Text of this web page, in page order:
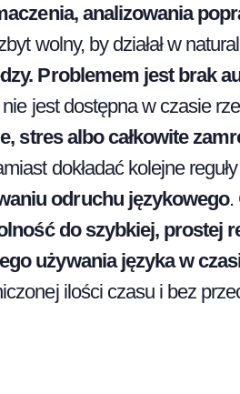
analizowania
wolny, by działał w
Problemem jest brak
jest dostępna w czasie
stres albo całkowite
dokładać kolejne
odruchu językowego.
do szybkiej, prostej
używania języka w
ilości czasu i bez